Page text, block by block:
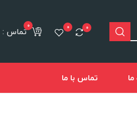
0
0 تماس : 02188311672-021884910130
ما تماس با ما